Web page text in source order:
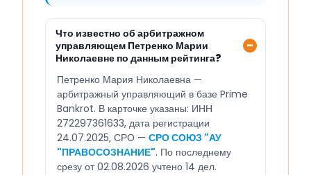
Что известно об арбитражном
управляющем Петренко Марии
Николаевне по данным рейтинга?
Петренко Мария Николаевна —
арбитражный управляющий в базе Prime
Bankrot. В карточке указаны: ИНН
272297361633, дата регистрации
24.07.2025, СРО — СРО СОЮЗ "АУ
"ПРАВОСОЗНАНИЕ". По последнему
срезу от 02.08.2026 учтено 14 дел.